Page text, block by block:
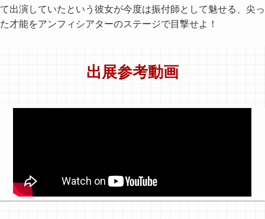
て出演していたという彼女が今度は振付師として魅せる、尖っ
た才能をアンフィシアターのステージで目撃せよ！
出展参考動画